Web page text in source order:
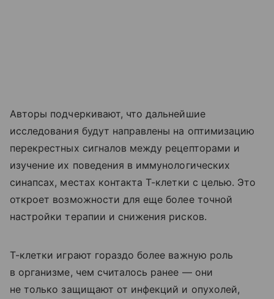
Авторы подчеркивают, что дальнейшие
исследования будут направлены на оптимизацию
перекрестных сигналов между рецепторами и
изучение их поведения в иммунологических
синапсах, местах контакта Т-клетки с целью. Это
откроет возможности для еще более точной
настройки терапии и снижения рисков.
Т-клетки играют гораздо более важную роль
в организме, чем считалось ранее — они
не только защищают от инфекций и опухолей,